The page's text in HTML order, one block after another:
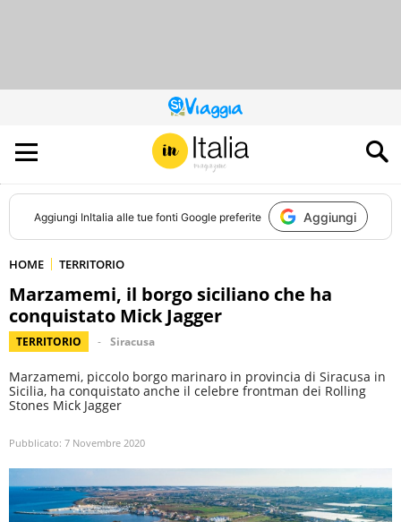
QUESTO
SITO
CONTRIBUISCE
ALL’AUDIENCE
DI
Aggiungi InItalia alle tue fonti Google preferite Aggiungi
HOME TERRITORIO
Marzamemi, il borgo siciliano che ha
conquistato Mick Jagger
TERRITORIO Siracusa
Marzamemi, piccolo borgo marinaro in provincia di Siracusa in
Sicilia, ha conquistato anche il celebre frontman dei Rolling
Stones Mick Jagger
Pubblicato: 7 Novembre 2020